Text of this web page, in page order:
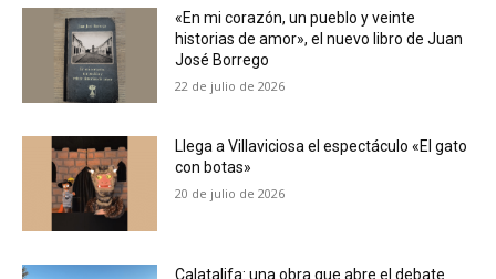
«En mi corazón, un pueblo y veinte
historias de amor», el nuevo libro de Juan
José Borrego
22 de julio de 2026
Llega a Villaviciosa el espectáculo «El gato
con botas»
20 de julio de 2026
Calatalifa: una obra que abre el debate